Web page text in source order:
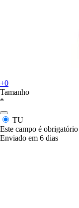
+0
Tamanho
*
TU
Este campo é obrigatório
Enviado em 6 dias